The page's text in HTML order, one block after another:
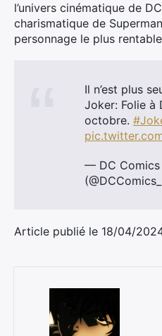
l’univers cinématique de
charismatique de
personnage le plus
Il n’est plus
Joker: Folie à
octobre.
— DC Comics
Article publié le 18/04/